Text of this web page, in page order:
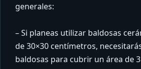
generales:
– Si planeas utilizar baldosas
de 30×30 centímetros,
baldosas para cubrir un área de